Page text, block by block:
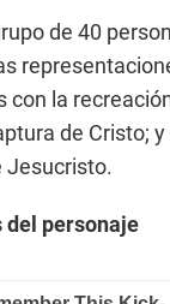
de 40
con la
de Cristo;
Jesucristo.
del personaje